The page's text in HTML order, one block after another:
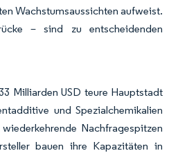
Wachstumsaussichten aufweist.
– sind zu entscheidenden
Milliarden USD teure Hauptstadt
und Spezialchemikalien
Nachfragespitzen
bauen ihre Kapazitäten in